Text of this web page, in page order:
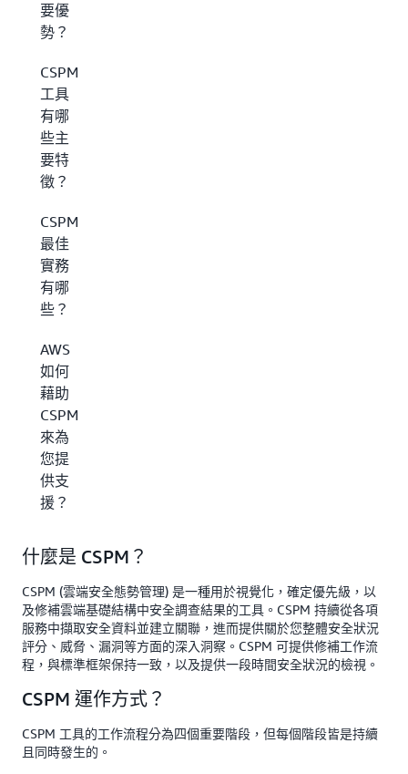
要優
勢？
CSPM
工具
有哪
些主
要特
徵？
CSPM
最佳
實務
有哪
些？
AWS
如何
藉助
CSPM
來為
您提
供支
援？
什麼是 CSPM？
CSPM (雲端安全態勢管理) 是一種用於視覺化，確定優先級，以
及修補雲端基礎結構中安全調查結果的工具。CSPM 持續從各項
服務中擷取安全資料並建立關聯，進而提供關於您整體安全狀況
評分、威脅、漏洞等方面的深入洞察。CSPM 可提供修補工作流
程，與標準框架保持一致，以及提供一段時間安全狀況的檢視。
CSPM 運作方式？
CSPM 工具的工作流程分為四個重要階段，但每個階段皆是持續
且同時發生的。